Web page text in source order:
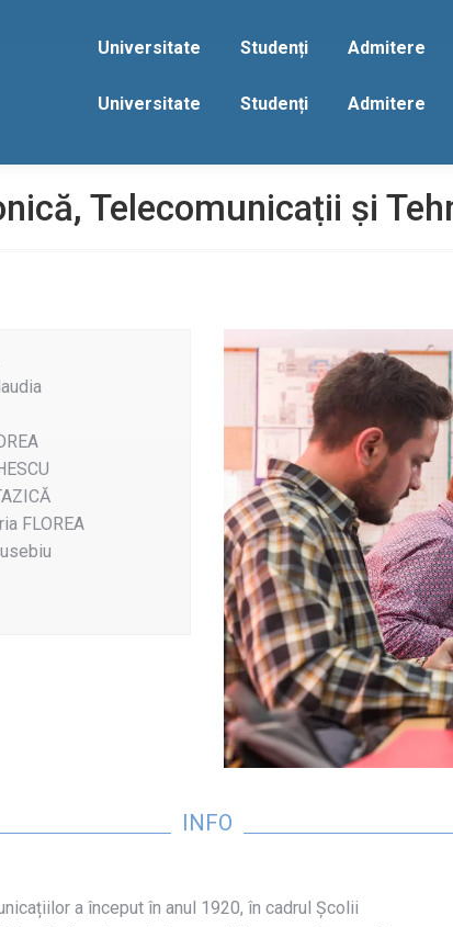
Universitate Studenți Admitere
Telecomunicații și
FLOREA
INFO
a început în anul 1920, în cadrul Școlii
Universitate Studenți Admitere